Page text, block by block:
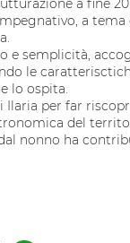
a fine
a
e semplicità,
le
lo ospita.
Ilaria per far
del
nonno ha